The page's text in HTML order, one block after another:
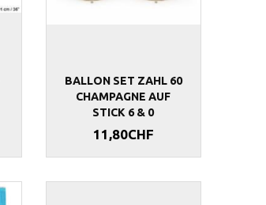
BALLON SET ZAHL 60
CHAMPAGNE AUF
STICK 6 & 0
11,80CHF